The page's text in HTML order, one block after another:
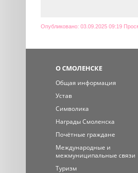
Опубликовано: 03.09.2025 09:19
О СМОЛЕНСКЕ
Общая информация
Устав
Символика
Награды Смоленска
Почётные граждане
Международные и
межмуниципальные связи
Туризм